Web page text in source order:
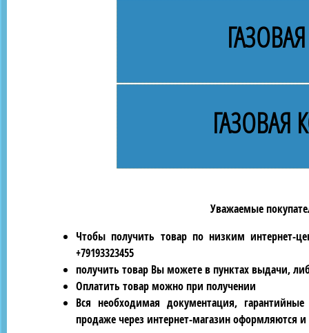
ГАЗОВАЯ
Уважаемые
Чтобы получить товар по низким интернет-
+79193323455
получить товар Вы можете в пунктах выдачи,
Оплатить товар можно при получении
Вся необходимая документация,
продаже через интернет-магазин оформляются